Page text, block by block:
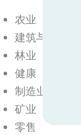
农业
建筑与施工
林业
健康
制造业
矿业
零售